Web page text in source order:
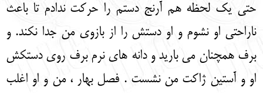
حتی یک لحظه هم آرنج دستم را حرکت ندادم تا باعث
ناراحتی او نشوم و او دستش را از بازوی من جدا نکند. و
برف همچنان می بارید و دانه های نرم برف روی دستکش
او و آستین ژاکت من نشست . فصل بهار ، من و او اغلب